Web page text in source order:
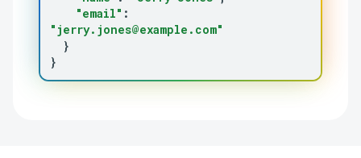
"email" :
"jerry.jones@example.com"
}
}